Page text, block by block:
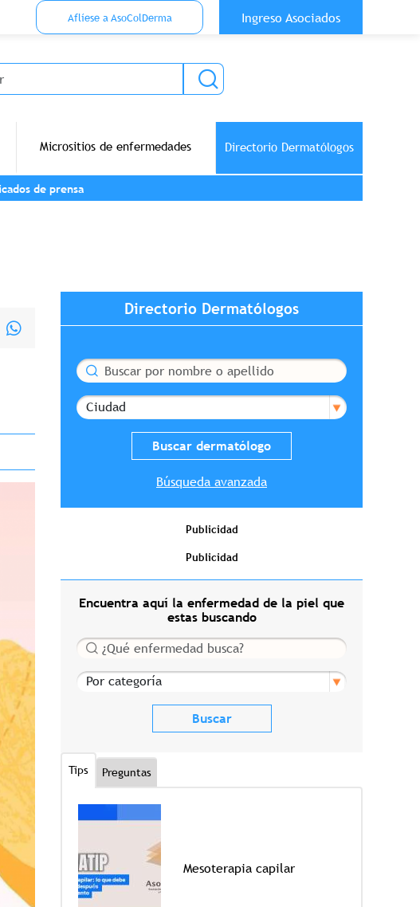
Menu Top Anónimo
Aflíese a AsoColDerma
Ingreso Asociados
Micrositios de enfermedades Directorio Dermatólogos
de prensa
Directorio Dermatólogos
Buscar
Ciudad
Búsqueda avanzada
Publicidad
Publicidad
Encuentra aquí la enfermedad de la piel que
estas buscando
Buscar
Por categoría
Tips Preguntas
en
Mesoterapia capilar